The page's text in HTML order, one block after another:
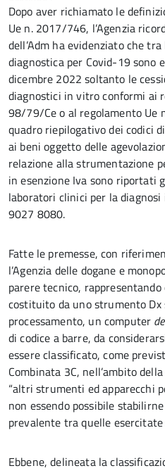
Dopo aver richiamato le
Ue n. 2017/746, l’Agenzia
dell’Adm ha evidenziato che
diagnostica per Covid-19 sono
dicembre 2022 soltanto le
diagnostici in vitro conformi ai
98/79/Ce o al regolamento
quadro riepilogativo dei codici
ai beni oggetto delle
relazione alla strumentazione
in esenzione Iva sono
laboratori clinici per la
9027 8080.
Fatte le premesse, con
l’Agenzia delle dogane e
parere tecnico,
costituito da uno strumento
processamento, un computer
di codice a barre, da
essere classificato, come
Combinata 3C, nell’ambito
“altri strumenti ed apparecchi
non essendo possibile
prevalente tra quelle
Ebbene, delineata la